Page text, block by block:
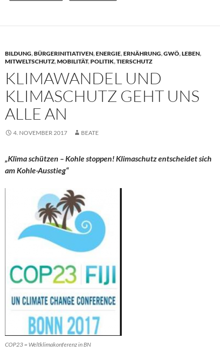
BILDUNG,BÜRGERINITIATIVEN,ENERGIE,ERNÄHRUNG,GWÖ,LEBEN,
MITWELTSCHUTZ,MOBILITÄT,POLITIK,TIERSCHUTZ
KLIMAWANDEL UND
KLIMASCHUTZ GEHT UNS
ALLE AN
4. NOVEMBER 2017 BEATE
„Klima schützen – Kohle stoppen! Klimaschutz entscheidet sich
am Kohle-Ausstieg“
COP23 = Weltklimakonferenz in BN